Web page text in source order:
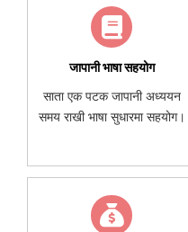
जापानी भाषा सहयोग
साता एक पटक जापानी अध्ययन
समय राखी भाषा सुधारमा सहयोग।